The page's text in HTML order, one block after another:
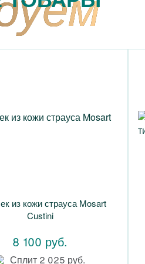
из кожи страуса Mosart
Custini
8 100 руб.
Сплит 2 025 руб.